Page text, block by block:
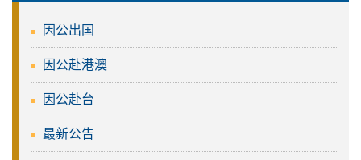
因公出国
因公赴港澳
因公赴台
最新公告